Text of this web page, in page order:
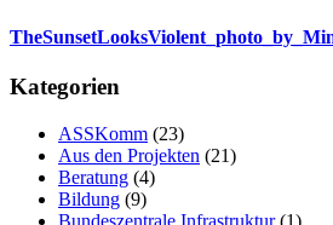
Kategorien
ASSKomm (23)
Aus den Projekten (21)
Beratung (4)
Bildung (9)
Bundeszentrale Infrastruktur(1)